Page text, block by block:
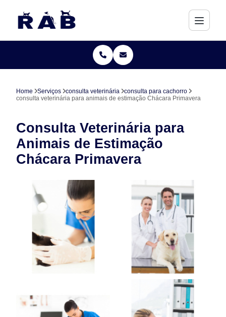
Home Serviços consulta veterinária
consulta para cachorro
consulta veterinária para animais de estimação Chácara Primavera
Consulta Veterinária para
Animais de Estimação
Chácara Primavera